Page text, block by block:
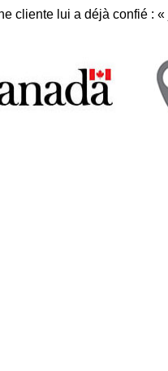
cliente lui a déjà confié :